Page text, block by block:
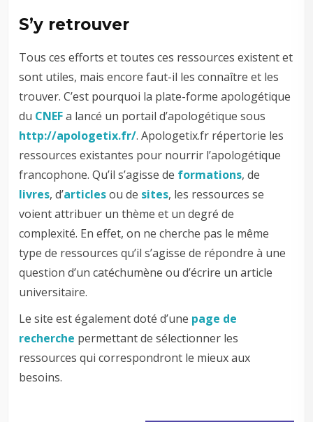
S’y retrouver
Tous ces efforts et toutes ces ressources existent et
sont utiles, mais encore faut-il les connaître et les
trouver. C’est pourquoi la plate-forme apologétique
du CNEFa lancé un portail d’apologétique sous
http://apologetix.fr/. Apologetix.fr répertorie les
ressources existantes pour nourrir l’apologétique
francophone. Qu’il s’agisse de formations, de
livres, d’articlesou de sites, les ressources se
voient attribuer un thème et un degré de
complexité. En effet, on ne cherche pas le même
type de ressources qu’il s’agisse de répondre à une
question d’un catéchumène ou d’écrire un article
universitaire.
Le site est également doté d’une page de
recherche permettant de sélectionner les
ressources qui correspondront le mieux aux
besoins.